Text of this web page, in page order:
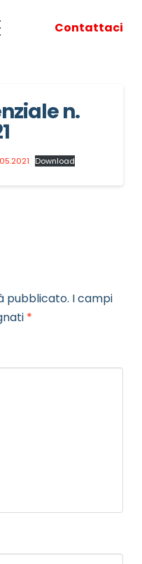
Contattaci
n.
Download
pubblicato. I campi
*